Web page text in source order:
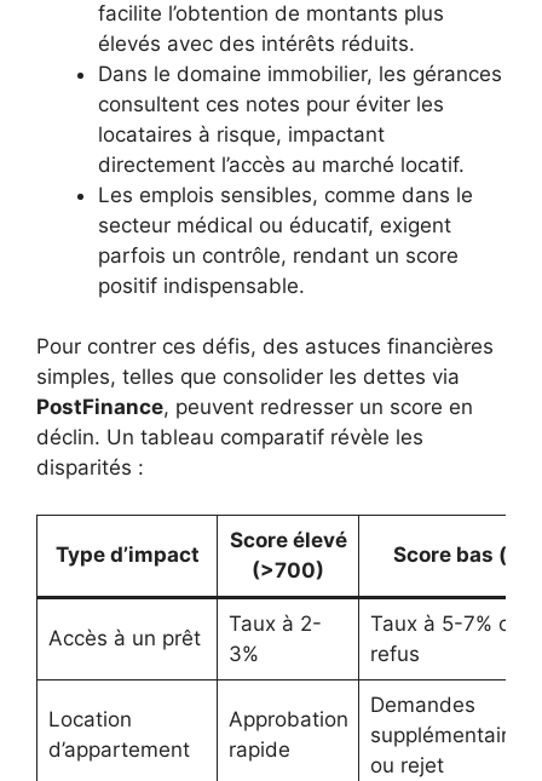
facilite l’obtention de montants plus
élevés avec des intérêts réduits.
Dans le domaine immobilier, les gérances
consultent ces notes pour éviter les
locataires à risque, impactant
directement l’accès au marché locatif.
Les emplois sensibles, comme dans le
secteur médical ou éducatif, exigent
parfois un contrôle, rendant un score
positif indispensable.
Pour contrer ces défis, des astuces financières
simples, telles que consolider les dettes via
PostFinance, peuvent redresser un score en
déclin. Un tableau comparatif révèle les
disparités :
Type d’impact
Score élevé
(>700)
Score bas (
Accès à un prêt
Taux à 2-
3%
Taux à 5-7% ou
refus
Location
d’appartement
Approbation
rapide
Demandes
supplémentaires
ou rejet